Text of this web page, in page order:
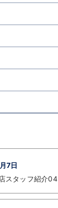
7日
スタッフ紹介04